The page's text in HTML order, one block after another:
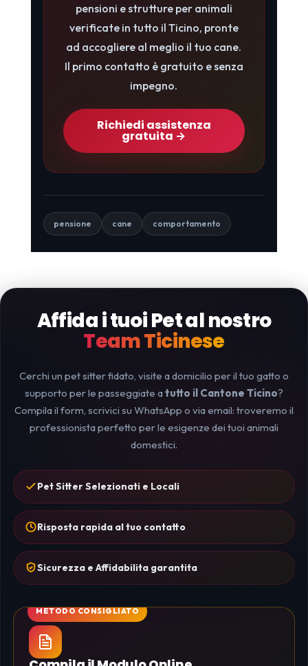
pensioni e strutture per animali
verificate in tutto il Ticino, pronte
ad accogliere al meglio il tuo cane.
Il primo contatto è gratuito e senza
impegno.
Richiedi assistenza
gratuita →
pensione cane comportamento
Affida i tuoi Pet al nostro
Team Ticinese
Cerchi un pet sitter fidato, visite a domicilio per il tuo gatto o
supporto per le passeggiate atutto il Cantone Ticino?
Compila il form, scrivici su WhatsApp o via email: troveremo il
professionista perfetto per le esigenze dei tuoi animali
domestici.
Pet Sitter Selezionati e Locali
Risposta rapida al tuo contatto
Sicurezza e Affidabilita garantita